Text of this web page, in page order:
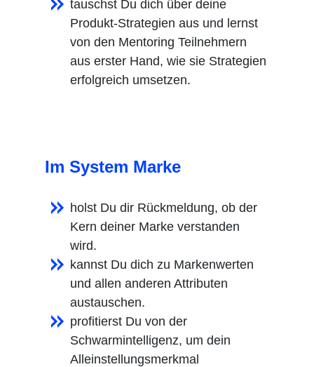
tauschst Du dich über deine
Produkt-Strategien aus und lernst
von den Mentoring Teilnehmern
aus erster Hand, wie sie Strategien
erfolgreich umsetzen.
Im System Marke
holst Du dir Rückmeldung, ob der
Kern deiner Marke verstanden
wird.
kannst Du dich zu Markenwerten
und allen anderen Attributen
austauschen.
profitierst Du von der
Schwarmintelligenz, um dein
Alleinstellungsmerkmal